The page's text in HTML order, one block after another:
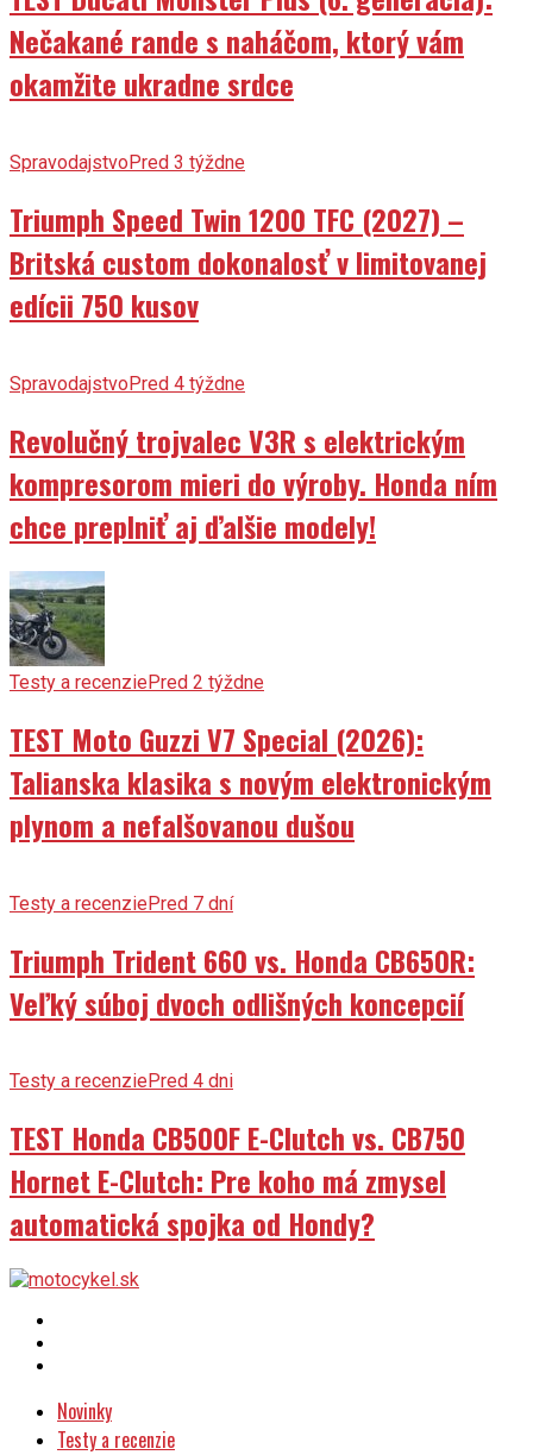
Nečakané rande s naháčom, ktorý vám
okamžite ukradne srdce
SpravodajstvoPred 3 týždne
Triumph Speed Twin 1200 TFC (2027) –
Britská custom dokonalosť v limitovanej
edícii 750 kusov
SpravodajstvoPred 4 týždne
Revolučný trojvalec V3R s elektrickým
kompresorom mieri do výroby. Honda ním
chce preplniť aj ďalšie modely!
Testy a recenziePred 2 týždne
TEST Moto Guzzi V7 Special (2026):
Talianska klasika s novým elektronickým
plynom a nefalšovanou dušou
Testy a recenziePred 7 dní
Triumph Trident 660 vs. Honda CB650R:
Veľký súboj dvoch odlišných koncepcií
Testy a recenziePred 4 dni
TEST Honda CB500F E-Clutch vs. CB750
Hornet E-Clutch: Pre koho má zmysel
automatická spojka od Hondy?
Novinky
Testy a recenzie